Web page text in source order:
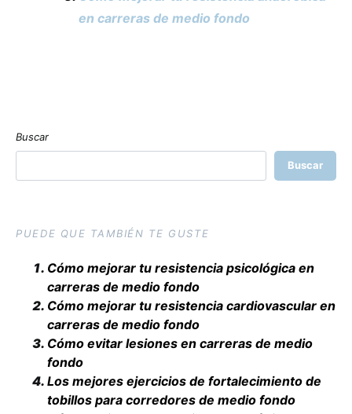
en carreras de medio fondo
Buscar
Buscar
PUEDE QUE TAMBIÉN TE GUSTE
Cómo mejorar tu resistencia psicológica en
carreras de medio fondo
Cómo mejorar tu resistencia cardiovascular en
carreras de medio fondo
Cómo evitar lesiones en carreras de medio
fondo
Los mejores ejercicios de fortalecimiento de
tobillos para corredores de medio fondo